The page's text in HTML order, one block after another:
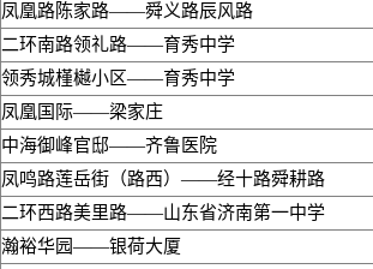
凤凰路陈家路——舜义路辰风路
二环南路领礼路——育秀中学
领秀城槿樾小区——育秀中学
凤凰国际——梁家庄
中海御峰官邸——齐鲁医院
凤鸣路莲岳街（路西）——经十路舜耕路
二环西路美里路——山东省济南第一中学
瀚裕华园——银荷大厦